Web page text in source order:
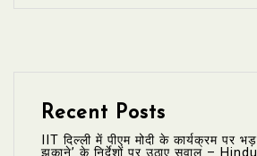
Recent Posts
IIT दिल्ली में पीएम मोदी के कार्यक्रम पर
झुकाने’ के निर्देशों पर उठाए सवाल –